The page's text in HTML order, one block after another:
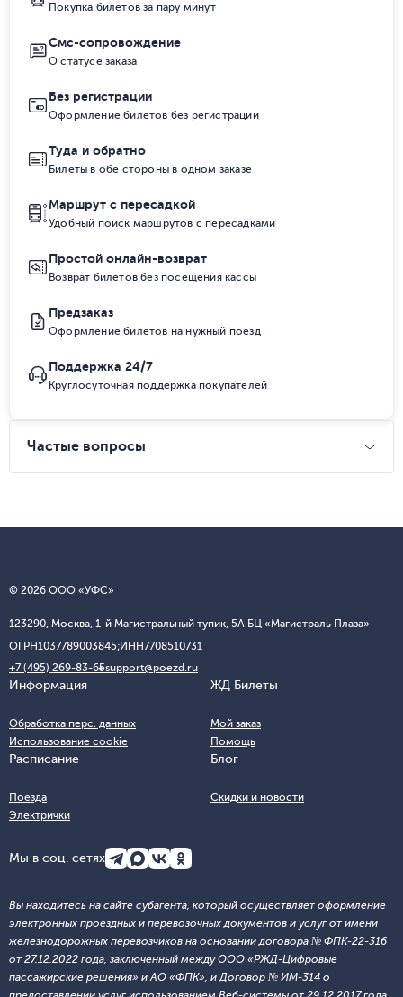
Покупка билетов за пару минут
Смс-сопровождение
О статусе заказа
Без регистрации
Оформление билетов без регистрации
Туда и обратно
Билеты в обе стороны в одном заказе
Маршрут с пересадкой
Удобный поиск маршрутов с пересадками
Простой онлайн-возврат
Возврат билетов без посещения кассы
Предзаказ
Оформление билетов на нужный поезд
Поддержка 24/7
Круглосуточная поддержка покупателей
Частые вопросы
© 2026 ООО «УФС»
123290, Москва, 1-й Магистральный тупик, 5А БЦ «Магистраль Плаза»
ОГРН1037789003845;ИНН7708510731
+7 (495) 269-83-65support@poezd.ru
Информация
Обработка перс. данных
Использование cookie
ЖД Билеты
Мой заказ
Помощь
Расписание
Поезда
Электрички
Блог
Скидки и новости
Мы в соц. сетях
Вы находитесь на сайте субагента, который осуществляет оформление
электронных проездных и перевозочных документов и услуг от имени
железнодорожных перевозчиков на основании договора № ФПК-22-316
от 27.12.2022 года, заключенный между ООО «РЖД-Цифровые
пассажирские решения» и АО «ФПК», и Договор № ИМ-314 о